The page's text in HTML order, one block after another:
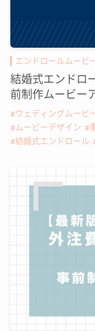
エンドロールムービ
結婚式エンドロ
前制作ムービー
ウェディングムービ
ムービーデザイン
結婚式エンドロール